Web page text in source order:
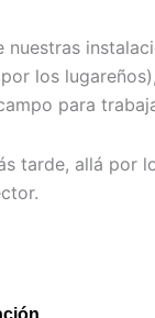
nuestras
los
para
tarde, allá por